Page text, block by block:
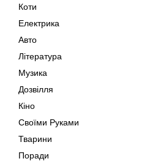
Коти
Електрика
Авто
Література
Музика
Дозвілля
Кіно
Своїми Руками
Тварини
Поради